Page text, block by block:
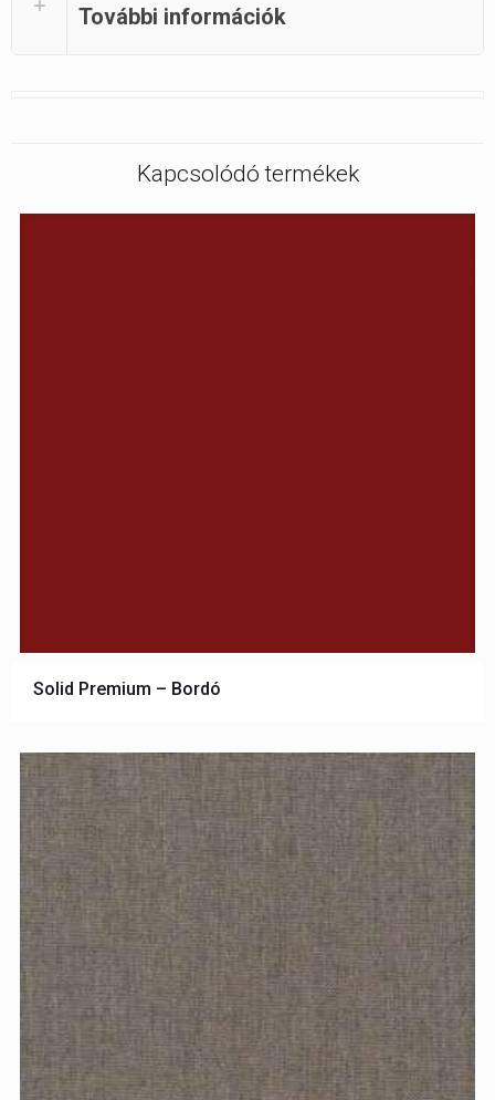
További információk
Kapcsolódó termékek
Solid Premium – Bordó